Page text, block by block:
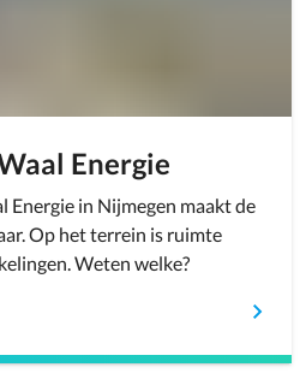
Energie
in Nijmegen maakt de
Op het terrein is ruimte
Weten welke?